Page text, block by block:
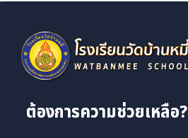
ต้องการความช่วยเหลือ?